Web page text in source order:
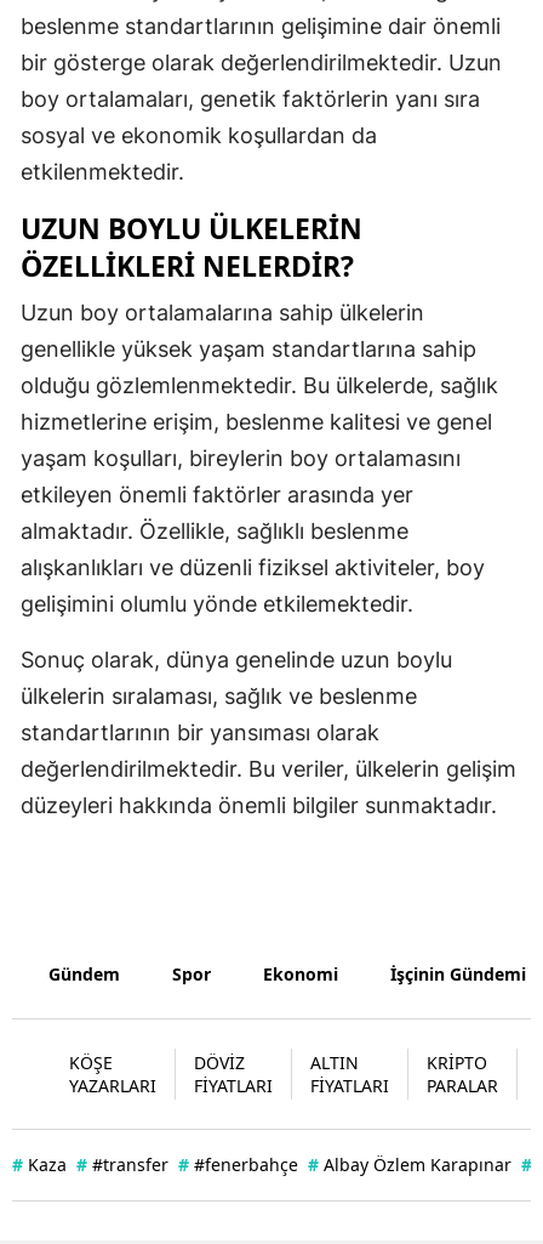
Rize
Sivas
Tekirdağ
Zonguldak
Şırnak
beslenme standartlarının gelişimine dair önemli
bir gösterge olarak değerlendirilmektedir. Uzun
boy ortalamaları, genetik faktörlerin yanı sıra
sosyal ve ekonomik koşullardan da
etkilenmektedir.
UZUN BOYLU ÜLKELERIN
ÖZELLIKLERI NELERDIR?
Uzun boy ortalamalarına sahip ülkelerin
genellikle yüksek yaşam standartlarına sahip
olduğu gözlemlenmektedir. Bu ülkelerde, sağlık
hizmetlerine erişim, beslenme kalitesi ve genel
yaşam koşulları, bireylerin boy ortalamasını
etkileyen önemli faktörler arasında yer
almaktadır. Özellikle, sağlıklı beslenme
alışkanlıkları ve düzenli fiziksel aktiviteler, boy
gelişimini olumlu yönde etkilemektedir.
Sonuç olarak, dünya genelinde uzun boylu
ülkelerin sıralaması, sağlık ve beslenme
standartlarının bir yansıması olarak
değerlendirilmektedir. Bu veriler, ülkelerin gelişim
düzeyleri hakkında önemli bilgiler sunmaktadır.
Gündem Spor Ekonomi İşçinin Gündemi
KÖŞE
YAZARLARI
DÖVİZ
FİYATLARI
ALTIN
FİYATLARI
KRİPTO
PARALAR
# Kaza # #transfer # #fenerbahçe # Albay Özlem Karapınar #